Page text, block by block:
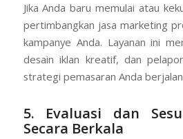
Jika Anda baru memulai atau
pertimbangkan jasa marketing
kampanye Anda. Layanan ini
desain iklan kreatif, dan
strategi pemasaran Anda
5. Evaluasi dan
Secara Berkala